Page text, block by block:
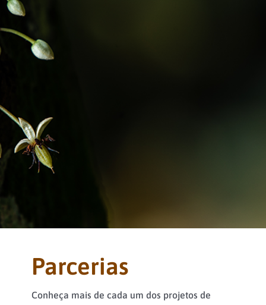
Parcerias
Conheça mais de cada um dos projetos de